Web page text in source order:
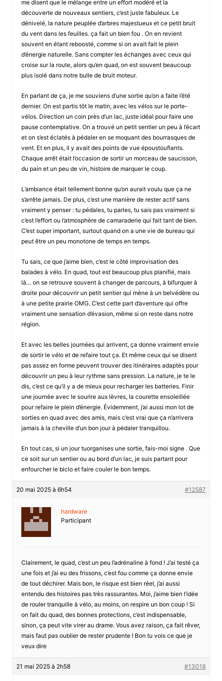
me disent que le mélange entre un effort modéré et la
découverte de nouveaux sentiers, c’est juste fabuleux. Le
dénivelé, la nature peuplée d’arbres majestueux et ce petit bruit
du vent dans les feuilles. ça fait un bien fou . On en revient
souvent en étant reboosté, comme si on avait fait le plein
d’énergie naturelle. Sans compter les échanges avec ceux qui
croise sur la route, alors qu’en quad, on est souvent beaucoup
plus isolé dans notre bulle de bruit moteur.
En parlant de ça, je me souviens d’une sortie qu’on a faite l’été
dernier. On est partis tôt le matin, avec les vélos sur le porte-
vélos. Direction un coin près d’un lac, juste idéal pour faire une
pause contemplative. On a trouvé un petit sentier un peu à l’écart
et on s’est éclatés à pédaler en se moquant des bourrasques de
vent. Et en plus, il y avait des points de vue époustouflants.
Chaque arrêt était l’occasion de sortir un morceau de saucisson,
du pain et un peu de vin, histoire de marquer le coup.
L’ambiance était tellement bonne qu’on aurait voulu que ça ne
s’arrête jamais. De plus, c’est une manière de rester actif sans
vraiment y penser : tu pédales, tu parles, tu sais pas vraiment si
c’est l’effort ou l’atmosphère de camaraderie qui fait tant de bien.
C’est super important, surtout quand on a une vie de bureau qui
peut être un peu monotone de temps en temps.
Tu sais, ce que j’aime bien, c’est le côté improvisation des
balades à vélo. En quad, tout est beaucoup plus planifié, mais
là… on se retrouve souvent à changer de parcours, à bifurquer à
droite pour découvrir un petit sentier qui mène à un belvédère ou
à une petite prairie OMG. C’est cette part d’aventure qui offre
vraiment une sensation d’évasion, même si on reste dans notre
région.
Et avec les belles journées qui arrivent, ça donne vraiment envie
de sortir le vélo et de refaire tout ça. Et même ceux qui se disent
pas assez en forme peuvent trouver des itinéraires adaptés pour
découvrir un peu à leur rythme sans pression. La nature, je te le
dis, c’est ce qu’il y a de mieux pour recharger les batteries. Finir
une journée avec le sourire aux lèvres, la courette ensoleillée
pour refaire le plein d’énergie. Évidemment, j’ai aussi mon lot de
sorties en quad avec des amis, mais c’est vrai que ça n’arrivera
jamais à la cheville d’un bon jour à pédaler tranquillou.
En tout cas, si un jour tuorganises une sortie, fais-moi signe . Que
ce soit sur un sentier ou au bord d’un lac, je suis partant pour
enfourcher le biclo et faire couler le bon temps.
20 mai 2025 à 6h54 #12587
hardware
Participant
Clairement, le quad, c’est un peu l’adrénaline à fond ! J’ai testé ça
une fois et j’ai eu des frissons, c’est fou comme ça donne envie
de tout déchirer. Mais bon, le risque est bien réel, j’ai aussi
entendu des histoires pas très rassurantes. Moi, j’aime bien l’idée
de rouler tranquille à vélo, au moins, on respire un bon coup ! Si
on fait du quad, des bonnes protections, c’est indispensable,
sinon, ça peut vite virer au drame. Vous avez raison, ça fait rêver,
mais faut pas oublier de rester prudente ! Bon tu vois ce que je
veux dire
21 mai 2025 à 2h58 #13018